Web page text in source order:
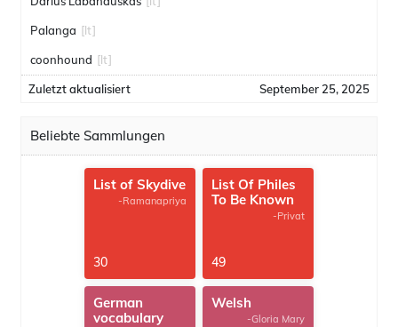
Palanga [lt]
coonhound [lt]
Zuletzt aktualisiert September 25, 2025
Beliebte Sammlungen
List of Skydive
-Ramanapriya
30
List Of Philes
To Be Known
-Privat
49
German
vocabulary
Welsh
-Gloria Mary